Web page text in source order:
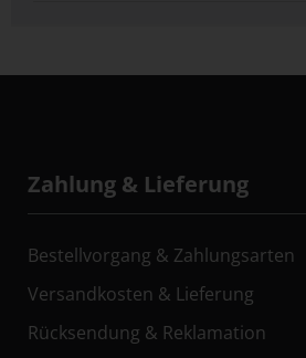
Zahlung & Lieferung
Bestellvorgang & Zahlungsarten
Versandkosten & Lieferung
Rücksendung & Reklamation